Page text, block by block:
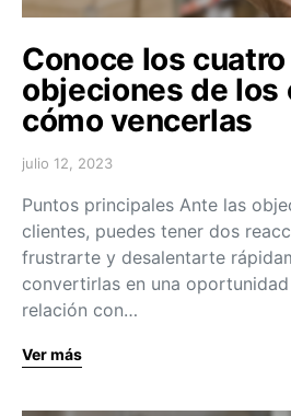
Conoce los
objeciones de los
cómo vencerlas
julio 12, 2023
Puntos principales Ante las
clientes, puedes tener dos
frustrarte y desalentarte
convertirlas en una
relación con…
Ver más